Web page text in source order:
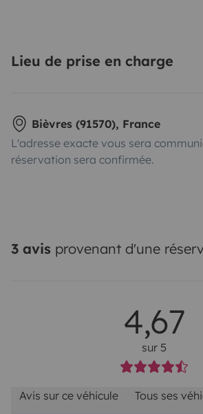
Lieu de prise en charge
Bièvres (91570), France
L'adresse exacte vous sera
réservation sera confirmée.
3 avis provenant d'une
4,67
sur 5
Avis sur ce véhicule Tous ses